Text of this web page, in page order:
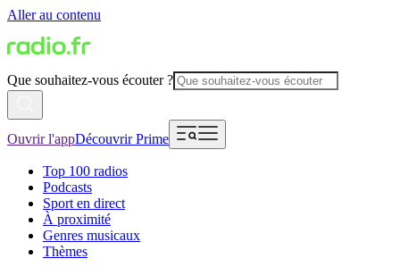
Aller au contenu
Que souhaitez-vous écouter ?
Ouvrir l'appDécouvrir Prime
Top 100 radios
Podcasts
Sport en direct
À proximité
Genres musicaux
Thèmes